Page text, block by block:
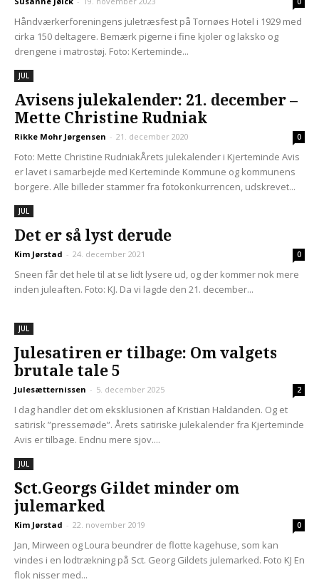
Håndværkerforeningens juletræsfest på Tornøes Hotel i 1929 med
cirka 150 deltagere. Bemærk pigerne i fine kjoler og laksko og
drengene i matrostøj. Foto: Kerteminde...
JUL
Avisens julekalender: 21. december –
Mette Christine Rudniak
Rikke Mohr Jørgensen - 21. december 2020 0
Foto: Mette Christine RudniakÅrets julekalender i Kjerteminde Avis
er lavet i samarbejde med Kerteminde Kommune og kommunens
borgere. Alle billeder stammer fra fotokonkurrencen, udskrevet...
JUL
Det er så lyst derude
Kim Jørstad - 24. december 2021 0
Sneen får det hele til at se lidt lysere ud, og der kommer nok mere
inden juleaften. Foto: KJ. Da vi lagde den 21. december...
JUL
Julesatiren er tilbage: Om valgets
brutale tale 5
Julesætternissen - 5. december 2025 2
I dag handler det om eksklusionen af Kristian Haldanden. Og et
satirisk ”pressemøde”. Årets satiriske julekalender fra Kjerteminde
Avis er tilbage. Endnu mere sjov....
JUL
Sct.Georgs Gildet minder om
julemarked
Kim Jørstad - 22. november 2019 0
Jan, Mirween og Loura beundrer de flotte kagehuse, som kan
vindes i en lodtrækning på Sct. Georg Gildets julemarked. Foto KJ En
flok nisser med...